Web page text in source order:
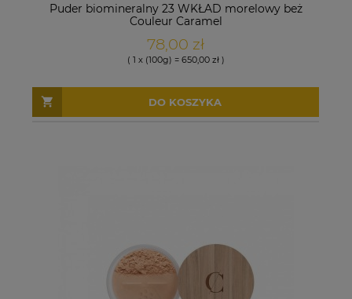
Puder biomineralny 23 WKŁAD morelowy beż
Couleur Caramel
78,00 zł
( 1 x (100g) = 650,00 zł )
DO KOSZYKA